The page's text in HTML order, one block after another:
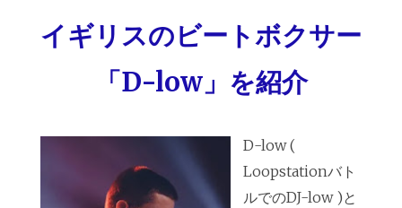
イギリスのビートボクサー
「D-low」を紹介
D-low (
Loopstationバト
ルでのDJ-low )と